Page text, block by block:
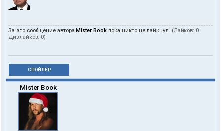
За это сообщение автора Mister Book пока никто не лайкнул. (Лайков: 0 ·
Дизлайков: 0)
СПОЙЛЕР
Mister Book